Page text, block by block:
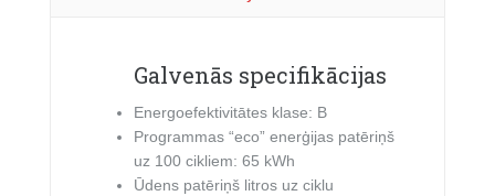
Galvenās specifikācijas
Energoefektivitātes klase: B
Programmas “eco” enerģijas patēriņš
uz 100 cikliem: 65 kWh
Ūdens patēriņš litros uz ciklu